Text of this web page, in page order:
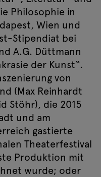
Philosophie in
Wien und
Stipendiat bei
A.G. Düttmann
der Kunst“.
von
(Max Reinhardt
Stöhr), die 2015
und am
gastierte
Theaterfestival
Produktion mit
wurde; oder